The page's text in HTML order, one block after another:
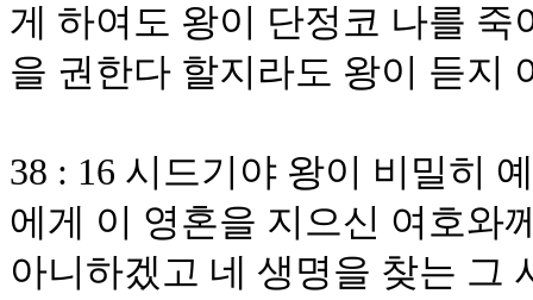
게 하여도 왕이 단정코 나를
을 권한다 할지라도 왕이 듣지
38 : 16 시드기야 왕이 비밀히
에게 이 영혼을 지으신 여호와
아니하겠고 네 생명을 찾는 그